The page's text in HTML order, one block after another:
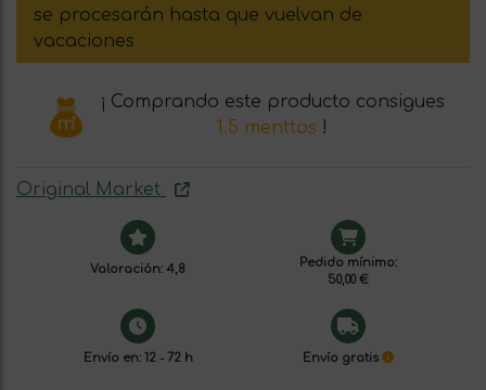
se procesarán hasta que vuelvan de
vacaciones
¡ Comprando este producto consigues
1.5 menttos !
Original Market
Valoración: 4,8
Pedido mínimo:
50,00 €
Envío en: 12 - 72 h Envío gratis